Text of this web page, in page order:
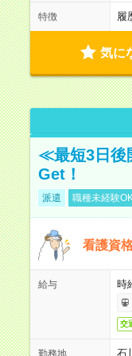
特徴 履
気に
≪最短3日後
Get！
派遣 職種未経験
看護資
給与 時
交
勤務地 石